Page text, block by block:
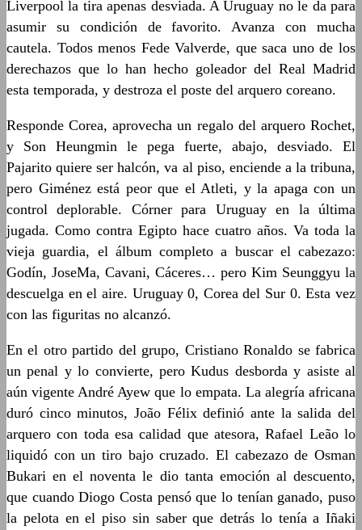
Liverpool la tira apenas desviada. A Uruguay no le da para
asumir su condición de favorito. Avanza con mucha
cautela. Todos menos Fede Valverde, que saca uno de los
derechazos que lo han hecho goleador del Real Madrid
esta temporada, y destroza el poste del arquero coreano.
Responde Corea, aprovecha un regalo del arquero Rochet,
y Son Heungmin le pega fuerte, abajo, desviado. El
Pajarito quiere ser halcón, va al piso, enciende a la tribuna,
pero Giménez está peor que el Atleti, y la apaga con un
control deplorable. Córner para Uruguay en la última
jugada. Como contra Egipto hace cuatro años. Va toda la
vieja guardia, el álbum completo a buscar el cabezazo:
Godín, JoseMa, Cavani, Cáceres… pero Kim Seunggyu la
descuelga en el aire. Uruguay 0, Corea del Sur 0. Esta vez
con las figuritas no alcanzó.
En el otro partido del grupo, Cristiano Ronaldo se fabrica
un penal y lo convierte, pero Kudus desborda y asiste al
aún vigente André Ayew que lo empata. La alegría africana
duró cinco minutos, João Félix definió ante la salida del
arquero con toda esa calidad que atesora, Rafael Leão lo
liquidó con un tiro bajo cruzado. El cabezazo de Osman
Bukari en el noventa le dio tanta emoción al descuento,
que cuando Diogo Costa pensó que lo tenían ganado, puso
la pelota en el piso sin saber que detrás lo tenía a Iñaki